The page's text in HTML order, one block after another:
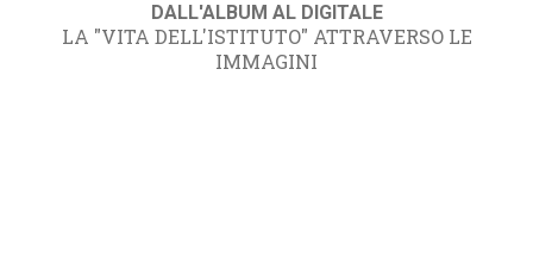
DALL'ALBUM AL DIGITALE
LA "VITA DELL'ISTITUTO" ATTRAVERSO LE
IMMAGINI